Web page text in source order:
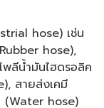
hose) เช่น
hose),
ลีน้ำมันไฮดรอลิค
สายส่งเคมี
(Water hose)